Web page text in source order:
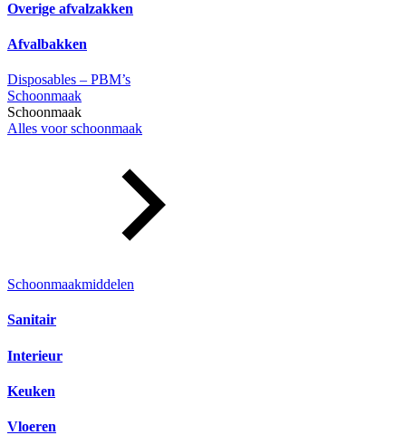
Overige afvalzakken
Afvalbakken
Disposables – PBM’s
Schoonmaak
Schoonmaak
Alles voor schoonmaak
Schoonmaakmiddelen
Sanitair
Interieur
Keuken
Vloeren